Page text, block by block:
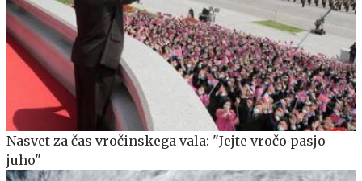
Nasvet za čas vročinskega vala: "Jejte vročo pasjo
juho"